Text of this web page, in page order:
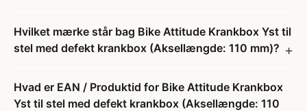
Hvilket mærke står bag Bike Attitude Krankbox Yst til
stel med defekt krankbox (Aksellængde: 110 mm)?
Hvad er EAN / Produktid for Bike Attitude Krankbox
Yst til stel med defekt krankbox (Aksellængde: 110